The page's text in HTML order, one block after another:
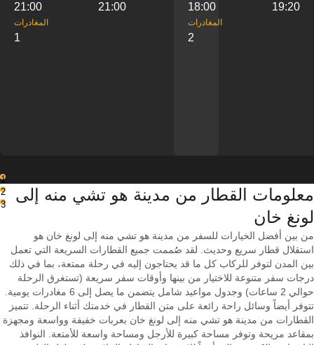
21:00 21:00
‎المغادرات
1
18:00 19:20
‎المغادرات
2
1
2
3
معلومات القطار من ‎مدينة هو تشي منه إلى
من بين أفضل الخيارات للسفر من مدينة هو تشي منه إلى لونغ خان هو
استقلال قطار سريع وحديث. لقد صُممت جميع القطارات السريعة التي تعمل
بين المدن لتوفر للركاب كل ما قد يحتاجون إليه في رحلة ممتعة، بما في ذلك
درجات سفر متنوعة للاختيار من بينها وأوقات سفر سريعة (تستغرق الرحلة
حوالي 2 ساعات) وجدول مواعيد شامل يتضمن ما يصل إلى 6 مغادرات يومية.
تتوفر أيضاً وسائل راحة رائعة على متن القطار في خدمتك أثناء الرحلة. تتميز
القطارات من مدينة هو تشي منه إلى لونغ خان بعربات خفيفة وواسعة ومجهزة
بمقاعد مريحة وتوفر مساحة كبيرة للأرجل ومساحة واسعة للأمتعة. النوافذ